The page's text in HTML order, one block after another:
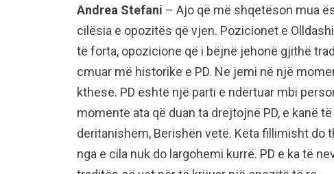
Andrea Stefani – Ajo që më shqetëson mua
cilësia e opozitës që vjen. Pozicionet e
të forta, opozicione që i bëjnë jehonë gjithë
cmuar më historike e PD. Ne jemi në një
kthese. PD është një parti e ndërtuar mbi
momente ata që duan ta drejtojnë PD, e kanë
deritanishëm, Berishën vetë. Këta fillimisht do
nga e cila nuk do largohemi kurrë. PD e ka të